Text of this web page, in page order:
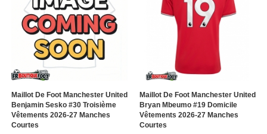
Maillot De Foot Manchester United
Benjamin Sesko #30 Troisième
Vêtements 2026-27 Manches
Courtes
Maillot De Foot Manchester United
Bryan Mbeumo #19 Domicile
Vêtements 2026-27 Manches
Courtes